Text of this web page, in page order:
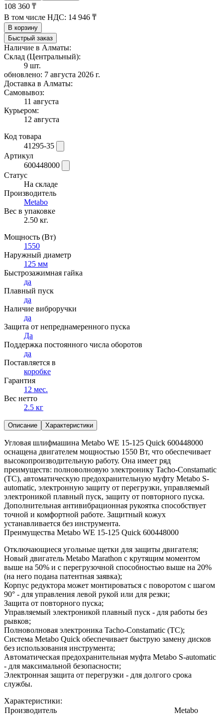
108 360 ₸
В том числе НДС: 14 946 ₸
В корзину
Быстрый заказ
Наличие в Алматы:
Склад (Центральный):
9 шт.
обновлено: 7 августа 2026 г.
Доставка в Алматы:
Самовывоз:
11 августа
Курьером:
12 августа
Код товара
41295-35
Артикул
600448000
Статус
На складе
Производитель
Metabo
Вес в упаковке
2.50 кг.
Мощность (Вт)
1550
Наружный диаметр
125 мм
Быстрозажимная гайка
да
Плавный пуск
да
Наличие виброручки
да
Защита от непреднамеренного пуска
Да
Поддержка постоянного числа оборотов
да
Поставляется в
коробке
Гарантия
12 мес.
Вес нетто
2.5 кг
Описание Характеристики
Угловая шлифмашина Metabo WE 15-125 Quick 600448000
оснащена двигателем мощностью 1550 Вт, что обеспечивает
высокопроизводительную работу. Она имеет ряд
преимуществ: полноволновую электронику Tacho-Constamatic
(TC), автоматическую предохранительную муфту Metabo S-
automatic, электронную защиту от перегрузки, управляемый
электроникой плавный пуск, защиту от повторного пуска.
Дополнительная антивибрационная рукоятка способствует
точной и комфортной работе. Защитный кожух
устанавливается без инструмента.
Преимущества Metabo WE 15-125 Quick 600448000
Отключающиеся угольные щетки для защиты двигателя;
Новый двигатель Metabo Marathon с крутящим моментом
выше на 50% и с перегрузочной способностью выше на 20%
(на него подана патентная заявка);
Корпус редуктора может монтироваться с поворотом с шагом
90° - для управления левой рукой или для резки;
Защита от повторного пуска;
Управляемый электроникой плавный пуск - для работы без
рывков;
Полноволновая электроника Tacho-Constamatic (TC);
Система Metabo Quick обеспечивает быструю замену дисков
без использования инструмента;
Автоматическая предохранительная муфта Metabo S-automatic
- для максимальной безопасности;
Электронная защита от перегрузки - для долгого срока
службы.
Характеристики:
Производитель
Metabo